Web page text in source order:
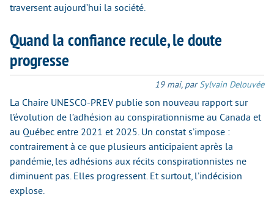
traversent aujourd’hui la société.
Quand la confiance recule, le doute
progresse
19 mai, parSylvain Delouvée
La Chaire UNESCO-PREV publie son nouveau rapport sur
l’évolution de l’adhésion au conspirationnisme au Canada et
au Québec entre 2021 et 2025. Un constat s’impose :
contrairement à ce que plusieurs anticipaient après la
pandémie, les adhésions aux récits conspirationnistes ne
diminuent pas. Elles progressent. Et surtout, l’indécision
explose.